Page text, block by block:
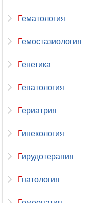
Гематология
Гемостазиология
Генетика
Гепатология
Гериатрия
Гинекология
Гирудотерапия
Гнатология